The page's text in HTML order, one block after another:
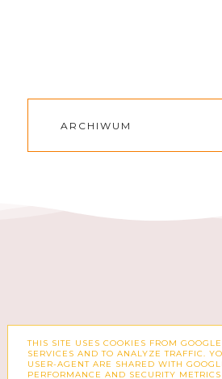
ARCHIWUM
FACEBOOK
THIS SITE USES COOKIES FROM
SERVICES AND TO ANALYZE TRAFFIC.
USER-AGENT ARE SHARED WITH
PERFORMANCE AND SECURITY